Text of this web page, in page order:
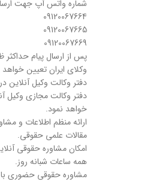
شماره واتس آپ جهت
09120067664
09120067665
09120067669
وکلای ایران تعیین
دفتر وکالت وکیل آنلاین
دفتر وکالت مجازی وکیل
خواهد نمود.
ارائه منظم اطلاعات و
مقالات علمی حقوقی.
امکان مشاوره حقوقی
همه ساعات شبانه روز.
مشاوره حقوقی حضوری